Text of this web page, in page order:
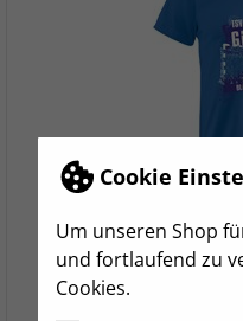
Cookie
Um unseren Shop
und fortlaufend zu
Cookies.